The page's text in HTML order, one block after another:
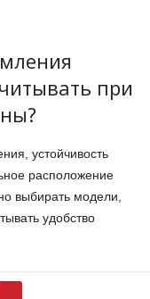
при
устойчивость
расположение
выбирать модели,
удобство